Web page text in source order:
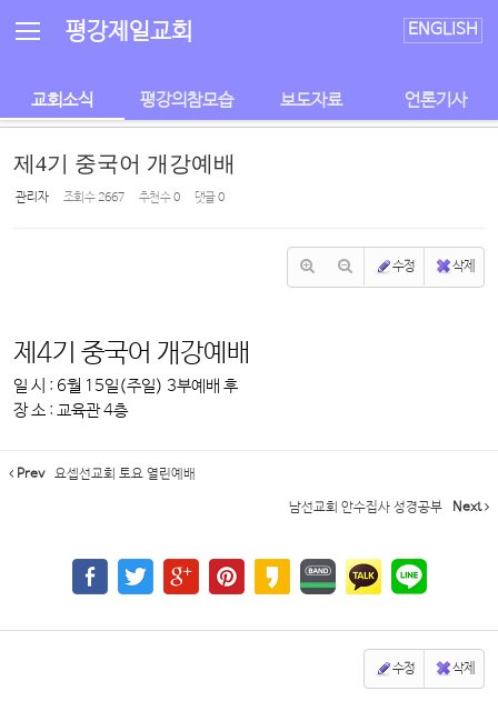
평강제일교회 ENGLISH
교회소식 평강의참모습 보도자료 언론기사
제4기 중국어 개강예배
관리자 조회 수2667 추천 수0 댓글0
수정 삭제
제4기 중국어 개강예배
일 시 : 6월 15일(주일) 3부예배 후
장 소 : 교육관 4층
Prev 요셉선교회 토요 열린예배
남선교회 안수집사 성경공부 Next
수정 삭제